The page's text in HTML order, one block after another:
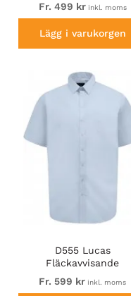
Fr. 499 krinkl. moms
Lägg i varukorgen
D555 Lucas
Fläckavvisande
Lättstruken
Stretchskjorta med
Fr. 599 kr inkl. moms